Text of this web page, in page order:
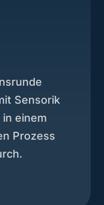
Sensorik
einem
Prozess